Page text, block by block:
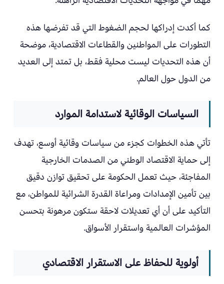
كما أكدت إدراكها لحجم الضغوط التي قد تفرضها هذه
التطورات على المواطنين والقطاعات الاقتصادية، موضحة
أن هذه التحديات ليست محلية فقط، بل تمتد إلى العديد
من الدول حول العالم.
السياسات الوقائية لاستدامة الموارد
تأتي هذه الخطوات كجزء من سياسات وقائية أوسع، تهدف
إلى حماية الاقتصاد الوطني من الصدمات الخارجية
المفاجئة، حيث تعمل الحكومة على تحقيق توازن دقيق
بين تأمين الإمدادات ومراعاة القدرة الشرائية للمواطن، مع
التأكيد على أن أي تعديلات لاحقة ستكون مرهونة بتحسن
المؤشرات العالمية واستقرار الأسواق.
أولوية للحفاظ على الاستقرار الاقتصادي